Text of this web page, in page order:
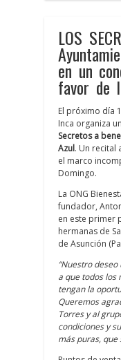
LOS
en un
favor de
El próximo día
Inca organiza
Secretos a
Azul. Un recital
el marco
Domingo.
La ONG
fundador,
en este primer
hermanas de
de Asunción
“Nuestro
a que todos los
tengan la
Queremos
Torres y al
condiciones y
más puras, que